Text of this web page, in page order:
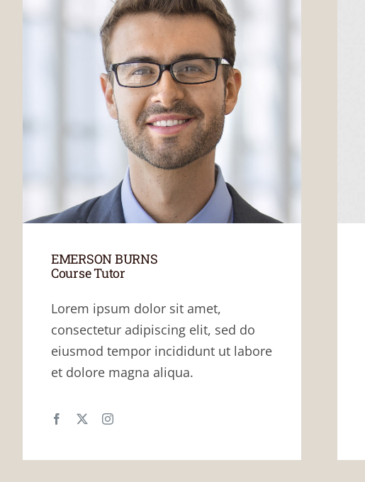
EMERSON BURNS
Course Tutor
Lorem ipsum dolor sit amet,
consectetur adipiscing elit, sed do
eiusmod tempor incididunt ut labore
et dolore magna aliqua.